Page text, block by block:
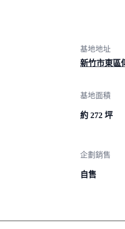
基地地址
新竹市東區
基地面積
約 272 坪
企劃銷售
自售